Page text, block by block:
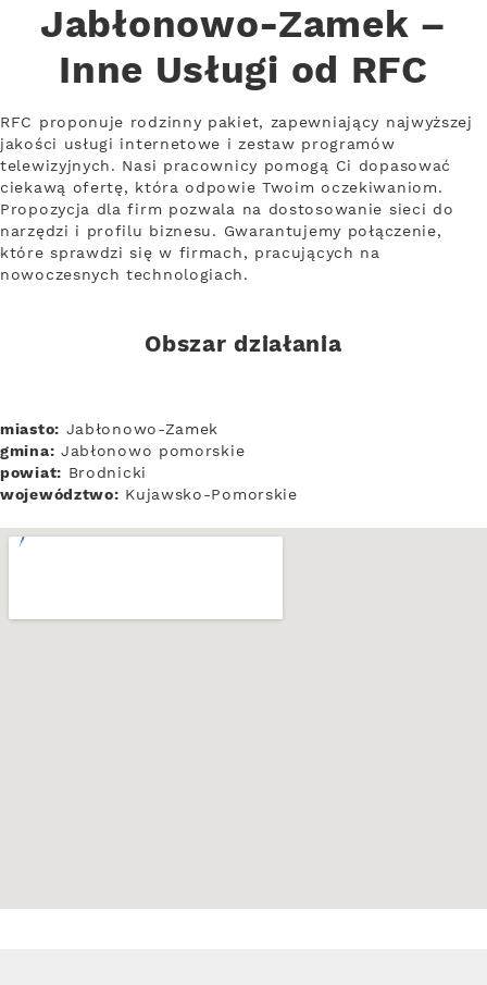
Jabłonowo-Zamek –
Inne Usługi od RFC
RFC proponuje rodzinny pakiet, zapewniający najwyższej
jakości usługi internetowe i zestaw programów
telewizyjnych. Nasi pracownicy pomogą Ci dopasować
ciekawą ofertę, która odpowie Twoim oczekiwaniom.
Propozycja dla firm pozwala na dostosowanie sieci do
narzędzi i profilu biznesu. Gwarantujemy połączenie,
które sprawdzi się w firmach, pracujących na
nowoczesnych technologiach.
Obszar działania
miasto: Jabłonowo-Zamek
gmina: Jabłonowo pomorskie
powiat: Brodnicki
województwo: Kujawsko-Pomorskie